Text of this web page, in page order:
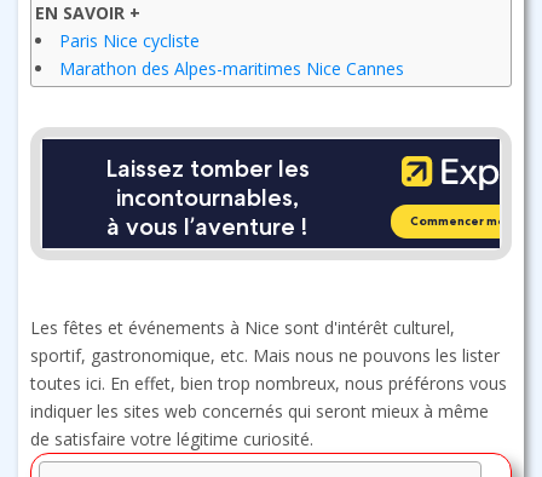
EN SAVOIR +
Paris Nice cycliste
Marathon des Alpes-maritimes Nice Cannes
Les fêtes et événements à Nice sont d'intérêt culturel,
sportif, gastronomique, etc. Mais nous ne pouvons les lister
toutes ici. En effet, bien trop nombreux, nous préférons vous
indiquer les sites web concernés qui seront mieux à même
de satisfaire votre légitime curiosité.